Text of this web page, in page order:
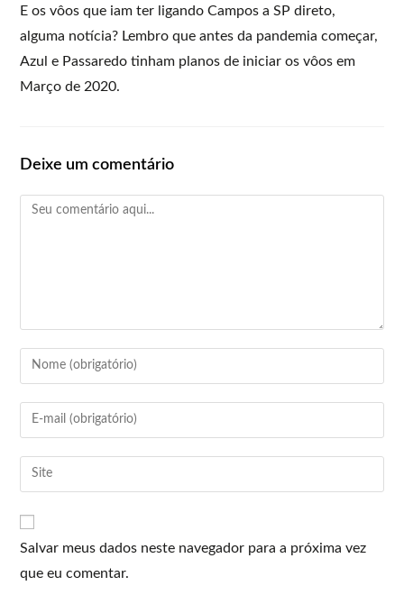
E os vôos que iam ter ligando Campos a SP direto,
alguma notícia? Lembro que antes da pandemia começar,
Azul e Passaredo tinham planos de iniciar os vôos em
Março de 2020.
Deixe um comentário
Salvar meus dados neste navegador para a próxima vez
que eu comentar.